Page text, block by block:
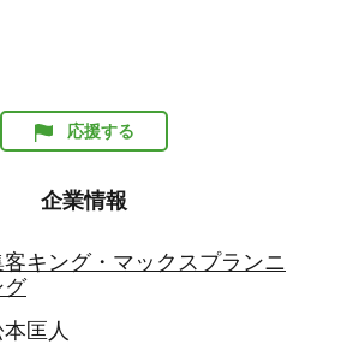
応援する
企業情報
客キング・マックスプランニ
グ
匡人